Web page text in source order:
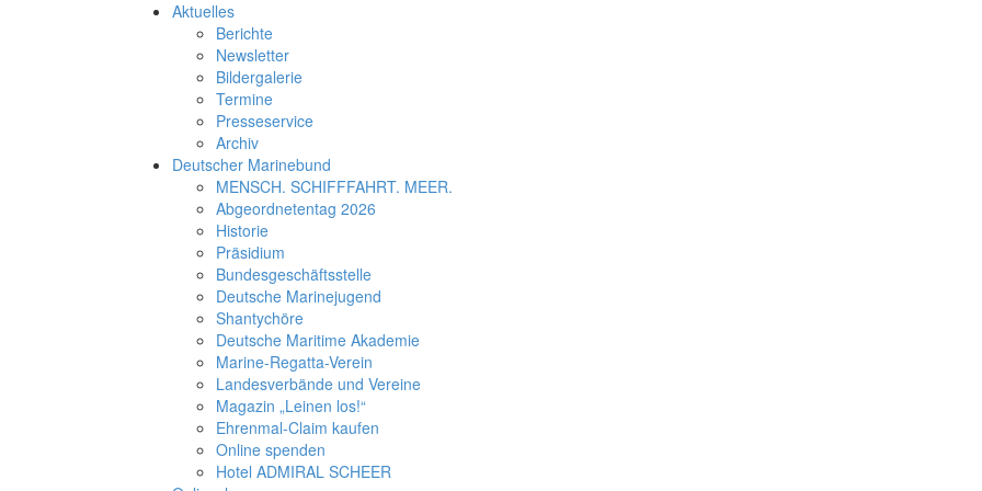
Aktuelles
Berichte
Newsletter
Bildergalerie
Termine
Presseservice
Archiv
Deutscher Marinebund
MENSCH. SCHIFFFAHRT. MEER.
Abgeordnetentag 2026
Historie
Präsidium
Bundesgeschäftsstelle
Deutsche Marinejugend
Shantychöre
Deutsche Maritime Akademie
Marine-Regatta-Verein
Landesverbände und Vereine
Magazin „Leinen los!“
Ehrenmal-Claim kaufen
Online spenden
Hotel ADMIRAL SCHEER